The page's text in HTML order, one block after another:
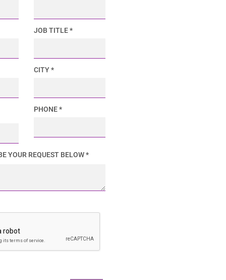
JOB TITLE *
CITY *
PHONE *
YOUR REQUEST BELOW *